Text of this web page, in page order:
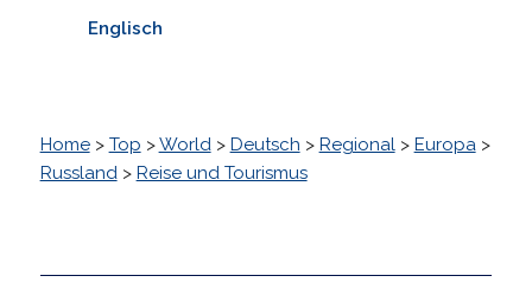
Englisch
Home> Top >World> Deutsch > Regional> Europa>
Russland> Reise und Tourismus